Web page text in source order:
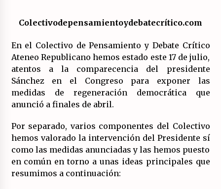
callejón sin salida?
19/07/2026
Polarizada y movilizada, la ciudadanía no se
queda en casa.
19/07/2026
Llamamiento por el 18 julio del Encuentro
Estatal por la República.
17/07/2026
La OTAN acelera la militarización industrial
con un nuevo modelo de producción
Colectivodepensamientoydebatecrítico.com
En el Colectivo de Pensamiento y Debate Crítico
Ateneo Republicano hemos estado este 17 de julio,
atentos a la comparecencia del presidente
Sánchez en el Congreso para exponer las
medidas de regeneración democrática que
anunció a finales de abril.
Por separado, varios componentes del Colectivo
hemos valorado la intervención del Presidente sí
como las medidas anunciadas y las hemos puesto
en común en torno a unas ideas principales que
resumimos a continuación: